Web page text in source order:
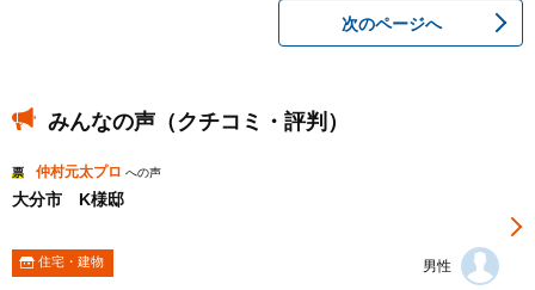
次のページへ
みんなの声（クチコミ・評判）
票 仲村元太プロ への声
大分市 K様邸
住宅・建物 男性